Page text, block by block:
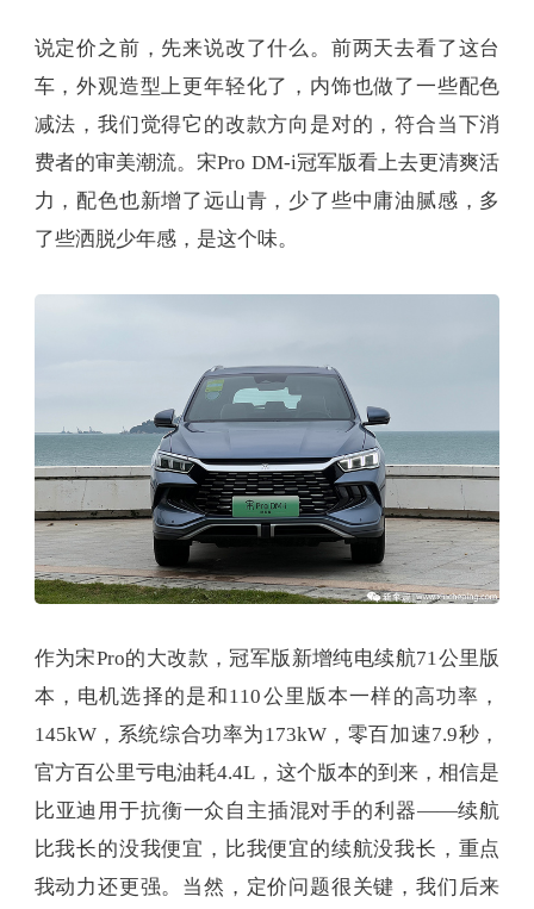
说定价之前，先来说改了什么。前两天去看了这台
车，外观造型上更年轻化了，内饰也做了一些配色
减法，我们觉得它的改款方向是对的，符合当下消
费者的审美潮流。宋Pro DM-i冠军版看上去更清爽活
力，配色也新增了远山青，少了些中庸油腻感，多
了些洒脱少年感，是这个味。
作为宋Pro的大改款，冠军版新增纯电续航71公里版
本，电机选择的是和110公里版本一样的高功率，
145kW，系统综合功率为173kW，零百加速7.9秒，
官方百公里亏电油耗4.4L，这个版本的到来，相信是
比亚迪用于抗衡一众自主插混对手的利器——续航
比我长的没我便宜，比我便宜的续航没我长，重点
我动力还更强。当然，定价问题很关键，我们后来